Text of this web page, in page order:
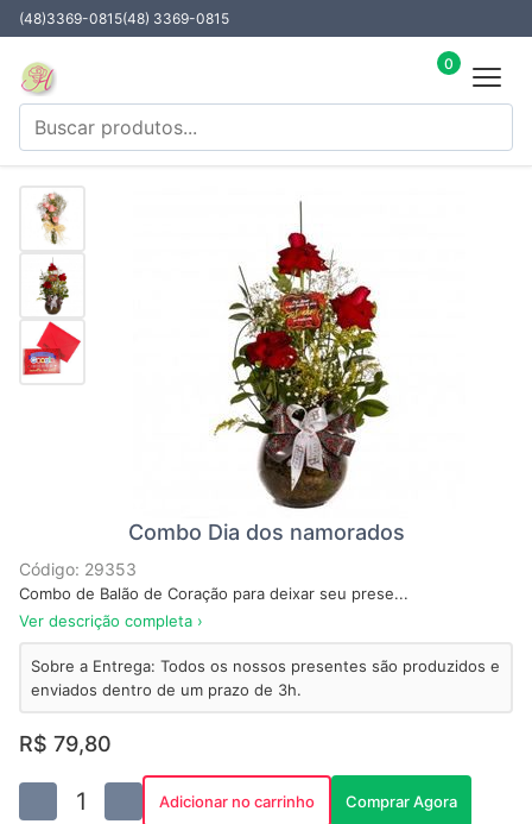
(48)3369-0815(48) 3369-0815
0
Combo Dia dos namorados
Código: 29353
Combo de Balão de Coração para deixar seu prese...
Ver descrição completa ›
Sobre a Entrega: Todos os nossos presentes são produzidos e
enviados dentro de um prazo de 3h.
R$ 79,80
1 Adicionar no carrinho Comprar Agora